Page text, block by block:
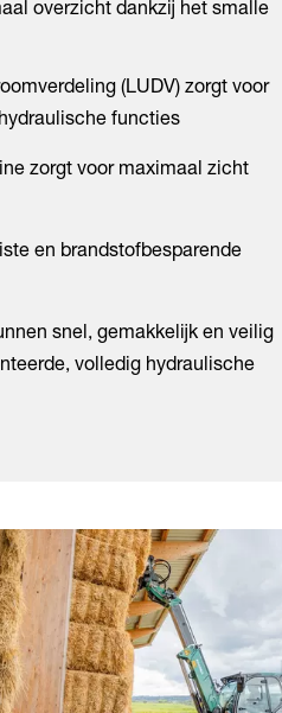
overzicht dankzij het smalle
(LUDV) zorgt voor
functies
zorgt voor maximaal zicht
en brandstofbesparende
snel, gemakkelijk en veilig
volledig hydraulische